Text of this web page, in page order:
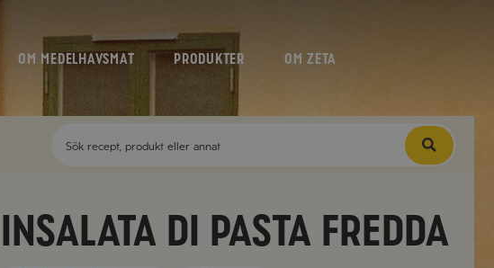
OM MEDELHAVSMAT PRODUKTER OM ZETA
Insalata di pasta fredda